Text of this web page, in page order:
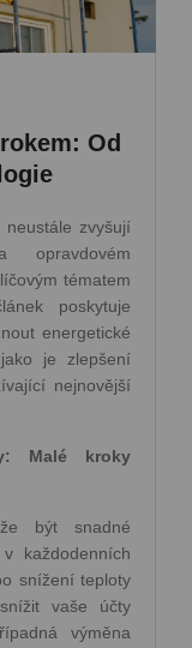
Od
zvyšují
opravdovém
tématem
poskytuje
energetické
je zlepšení
nejnovější
Malé kroky
být snadné
každodenních
snížení teploty
vaše účty
výměna